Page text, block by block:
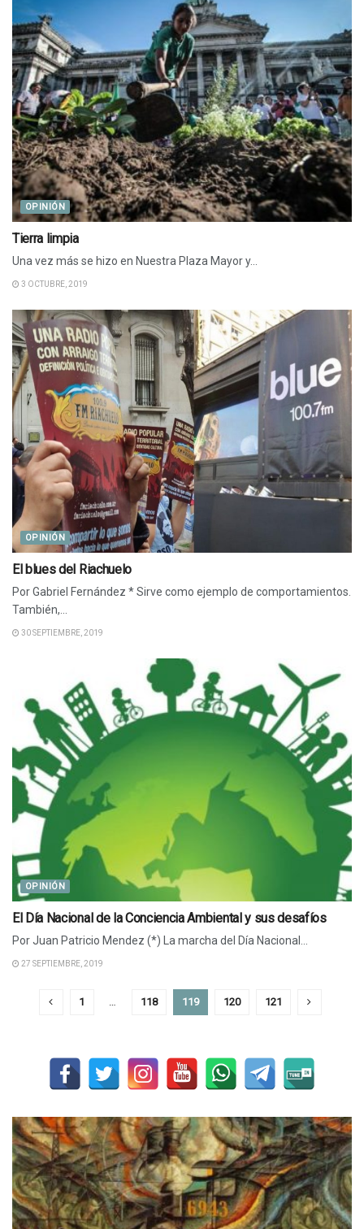
OPINIÓN
Tierra limpia
Una vez más se hizo en Nuestra Plaza Mayor y...
3 OCTUBRE, 2019
OPINIÓN
El blues del Riachuelo
Por Gabriel Fernández * Sirve como ejemplo de comportamientos.
También,...
30 SEPTIEMBRE, 2019
OPINIÓN
El Día Nacional de la Conciencia Ambiental y sus desafíos
Por Juan Patricio Mendez (*) La marcha del Día Nacional...
27 SEPTIEMBRE, 2019
1 118 119 120 121